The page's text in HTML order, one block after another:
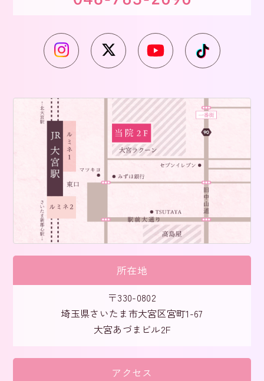
所在地
〒330-0802
埼玉県さいたま市大宮区宮町1-67
大宮あづまビル2F
アクセス